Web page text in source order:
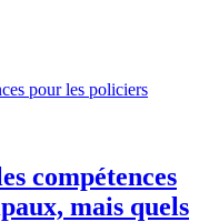
compétences
mais quels